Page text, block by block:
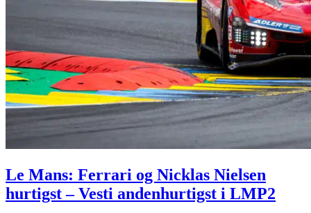
Le Mans: Ferrari og Nicklas Nielsen
hurtigst – Vesti andenhurtigst i LMP2